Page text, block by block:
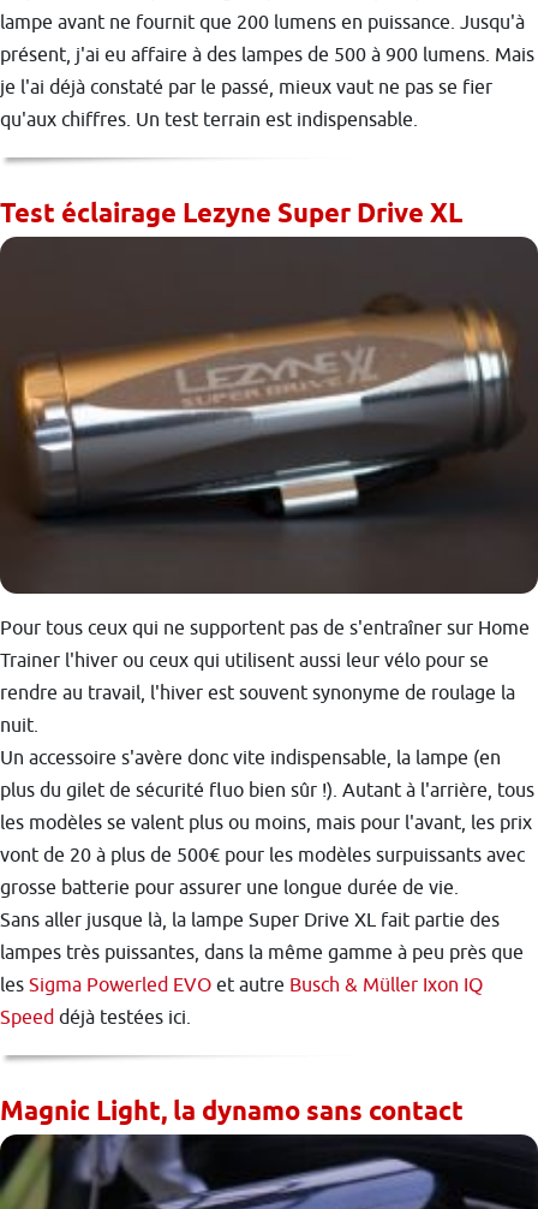
lampe avant ne fournit que 200 lumens en puissance. Jusqu'à
présent, j'ai eu affaire à des lampes de 500 à 900 lumens. Mais
je l'ai déjà constaté par le passé, mieux vaut ne pas se fier
qu'aux chiffres. Un test terrain est indispensable.
Test éclairage Lezyne Super Drive XL
Pour tous ceux qui ne supportent pas de s'entraîner sur Home
Trainer l'hiver ou ceux qui utilisent aussi leur vélo pour se
rendre au travail, l'hiver est souvent synonyme de roulage la
nuit.
Un accessoire s'avère donc vite indispensable, la lampe (en
plus du gilet de sécurité fluo bien sûr !). Autant à l'arrière, tous
les modèles se valent plus ou moins, mais pour l'avant, les prix
vont de 20 à plus de 500€ pour les modèles surpuissants avec
grosse batterie pour assurer une longue durée de vie.
Sans aller jusque là, la lampe Super Drive XL fait partie des
lampes très puissantes, dans la même gamme à peu près que
les Sigma Powerled EVO et autre Busch & Müller Ixon IQ
Speed déjà testées ici.
Magnic Light, la dynamo sans contact